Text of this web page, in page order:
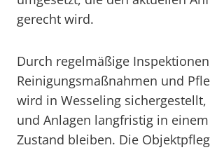
gerecht wird.
Durch regelmäßige
Reinigungsmaßnahmen und
wird in Wesseling sichergestellt,
und Anlagen langfristig in
Zustand bleiben. Die